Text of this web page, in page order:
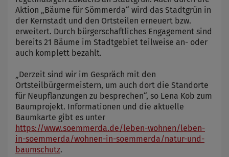
Aktion „Bäume für Sömmerda“ wird das Stadtgrün in
der Kernstadt und den Ortsteilen erneuert bzw.
erweitert. Durch bürgerschaftliches Engagement sind
bereits 21 Bäume im Stadtgebiet teilweise an- oder
auch komplett bezahlt.
„Derzeit sind wir im Gespräch mit den
Ortsteilbürgermeistern, um auch dort die Standorte
für Neupflanzungen zu besprechen“, so Lena Kob zum
Baumprojekt. Informationen und die aktuelle
Baumkarte gibt es unter
https://www.soemmerda.de/leben-wohnen/leben-
in-soemmerda/wohnen-in-soemmerda/natur-und-
baumschutz.